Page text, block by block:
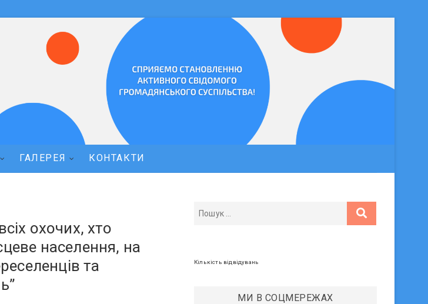
ГАЛЕРЕЯ КОНТАКТИ
охочих, хто
населення, на
та
Кількість відвідувань
МИ В СОЦМЕРЕЖАХ